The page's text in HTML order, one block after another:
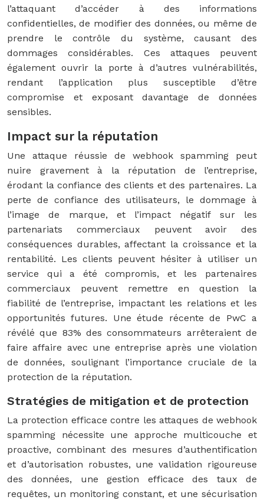
l’attaquant d’accéder à des informations
confidentielles, de modifier des données, ou même de
prendre le contrôle du système, causant des
dommages considérables. Ces attaques peuvent
également ouvrir la porte à d’autres vulnérabilités,
rendant l’application plus susceptible d’être
compromise et exposant davantage de données
sensibles.
Impact sur la réputation
Une attaque réussie de webhook spamming peut
nuire gravement à la réputation de l’entreprise,
érodant la confiance des clients et des partenaires. La
perte de confiance des utilisateurs, le dommage à
l’image de marque, et l’impact négatif sur les
partenariats commerciaux peuvent avoir des
conséquences durables, affectant la croissance et la
rentabilité. Les clients peuvent hésiter à utiliser un
service qui a été compromis, et les partenaires
commerciaux peuvent remettre en question la
fiabilité de l’entreprise, impactant les relations et les
opportunités futures. Une étude récente de PwC a
révélé que 83% des consommateurs arrêteraient de
faire affaire avec une entreprise après une violation
de données, soulignant l’importance cruciale de la
protection de la réputation.
Stratégies de mitigation et de protection
La protection efficace contre les attaques de webhook
spamming nécessite une approche multicouche et
proactive, combinant des mesures d’authentification
et d’autorisation robustes, une validation rigoureuse
des données, une gestion efficace des taux de
requêtes, un monitoring constant, et une sécurisation